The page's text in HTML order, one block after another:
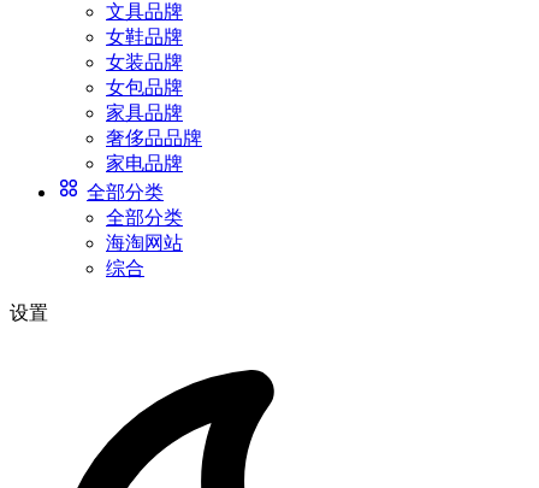
文具品牌
女鞋品牌
女装品牌
女包品牌
家具品牌
奢侈品品牌
家电品牌
全部分类
全部分类
海淘网站
综合
设置